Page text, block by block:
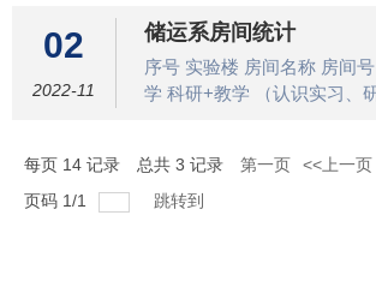
02
2022-11
储运系房间统计
序号 实验楼 房间名称 房间号 面积(平方米) 纯教
学 科研+教学 （认识实习、研究生教学） 纯科
每页 14 记录 总共 3 记录 第一页 <<上一页
页码 1/1 跳转到